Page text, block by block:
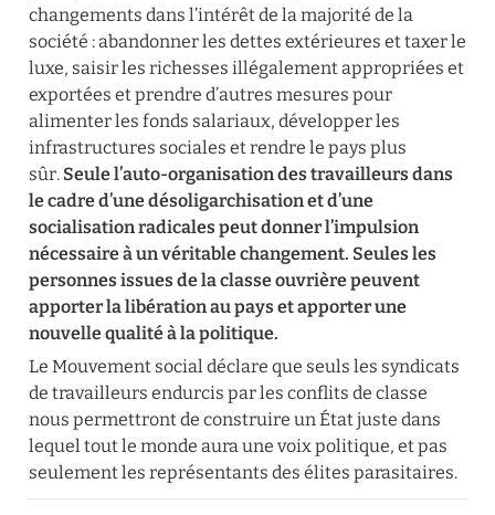
changements dans l’intérêt de la majorité de la
société : abandonner les dettes extérieures et taxer le
luxe, saisir les richesses illégalement appropriées et
exportées et prendre d’autres mesures pour
alimenter les fonds salariaux, développer les
infrastructures sociales et rendre le pays plus
sûr. Seule l’auto-organisation des travailleurs dans
le cadre d’une désoligarchisation et d’une
socialisation radicales peut donner l’impulsion
nécessaire à un véritable changement. Seules les
personnes issues de la classe ouvrière peuvent
apporter la libération au pays et apporter une
nouvelle qualité à la politique.
Le Mouvement social déclare que seuls les syndicats
de travailleurs endurcis par les conflits de classe
nous permettront de construire un État juste dans
lequel tout le monde aura une voix politique, et pas
seulement les représentants des élites parasitaires.